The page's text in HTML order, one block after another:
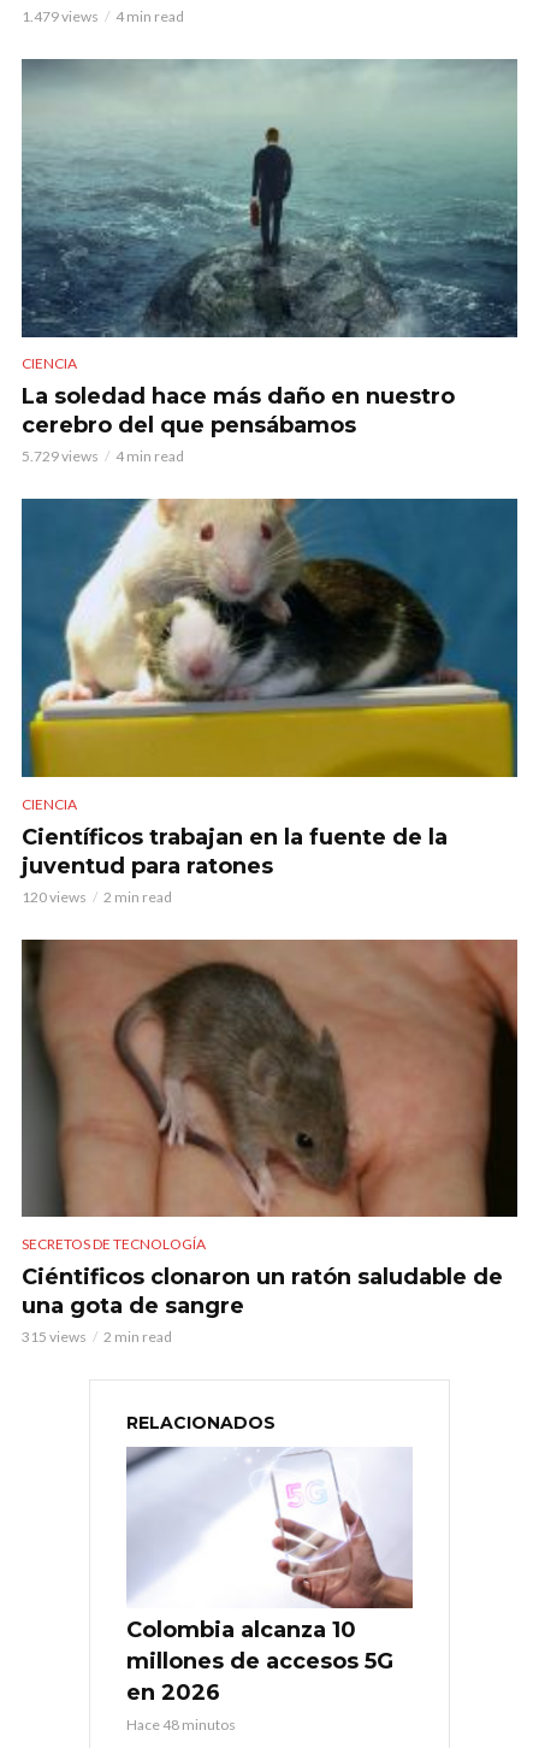
1.479 views 4 min read
CIENCIA
La soledad hace más daño en nuestro
cerebro del que pensábamos
5.729 views 4 min read
CIENCIA
Científicos trabajan en la fuente de la
juventud para ratones
120 views 2 min read
SECRETOS DE TECNOLOGÍA
Ciéntificos clonaron un ratón saludable de
una gota de sangre
315 views 2 min read
RELACIONADOS
Colombia alcanza 10
millones de accesos 5G
en 2026
Hace 48 minutos